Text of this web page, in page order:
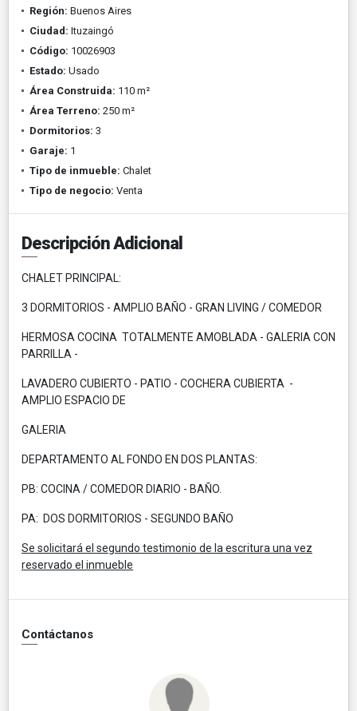
Región: Buenos Aires
Ciudad: Ituzaingó
Código: 10026903
Estado: Usado
Área Construida: 110 m²
Área Terreno: 250 m²
Dormitorios: 3
Garaje: 1
Tipo de inmueble: Chalet
Tipo de negocio: Venta
Descripción Adicional
CHALET PRINCIPAL:
3 DORMITORIOS - AMPLIO BAÑO - GRAN LIVING / COMEDOR
HERMOSA COCINA TOTALMENTE AMOBLADA - GALERIA CON
PARRILLA -
LAVADERO CUBIERTO - PATIO - COCHERA CUBIERTA -
AMPLIO ESPACIO DE
GALERIA
DEPARTAMENTO AL FONDO EN DOS PLANTAS:
PB: COCINA / COMEDOR DIARIO - BAÑO.
PA: DOS DORMITORIOS - SEGUNDO BAÑO
Se solicitará el segundo testimonio de la escritura una vez
reservado el inmueble
Contáctanos